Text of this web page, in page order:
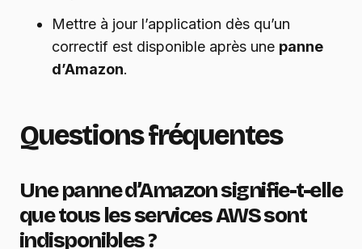
Mettre à jour l’application dès qu’un
correctif est disponible après une panne
d’Amazon.
Questions fréquentes
Une panne d’Amazon signifie-t-elle
que tous les services AWS sont
indisponibles ?